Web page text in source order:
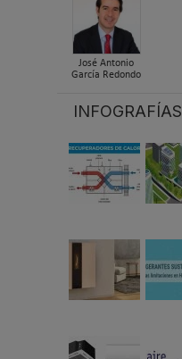
José Antonio
García Redondo
INFOGRAFÍAS